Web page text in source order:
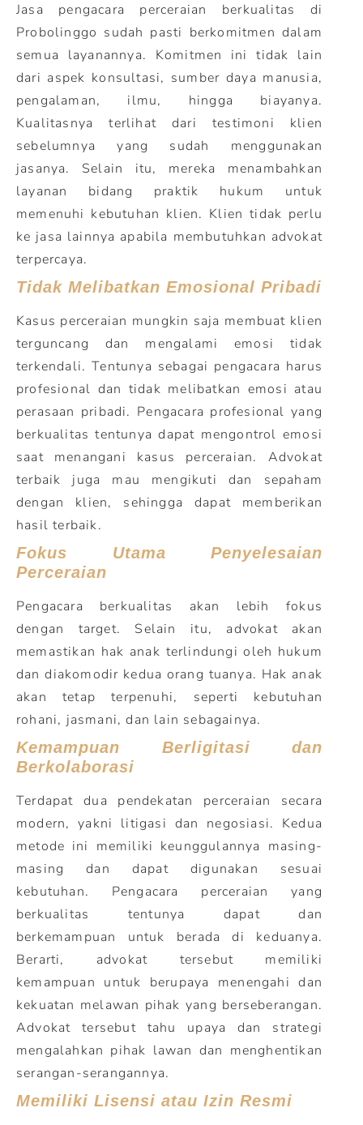
Jasa pengacara perceraian berkualitas di
Probolinggo sudah pasti berkomitmen dalam
semua layanannya. Komitmen ini tidak lain
dari aspek konsultasi, sumber daya manusia,
pengalaman, ilmu, hingga biayanya.
Kualitasnya terlihat dari testimoni klien
sebelumnya yang sudah menggunakan
jasanya. Selain itu, mereka menambahkan
layanan bidang praktik hukum untuk
memenuhi kebutuhan klien. Klien tidak perlu
ke jasa lainnya apabila membutuhkan advokat
terpercaya.
Tidak Melibatkan Emosional Pribadi
Kasus perceraian mungkin saja membuat klien
terguncang dan mengalami emosi tidak
terkendali. Tentunya sebagai pengacara harus
profesional dan tidak melibatkan emosi atau
perasaan pribadi. Pengacara profesional yang
berkualitas tentunya dapat mengontrol emosi
saat menangani kasus perceraian. Advokat
terbaik juga mau mengikuti dan sepaham
dengan klien, sehingga dapat memberikan
hasil terbaik.
Fokus Utama Penyelesaian
Perceraian
Pengacara berkualitas akan lebih fokus
dengan target. Selain itu, advokat akan
memastikan hak anak terlindungi oleh hukum
dan diakomodir kedua orang tuanya. Hak anak
akan tetap terpenuhi, seperti kebutuhan
rohani, jasmani, dan lain sebagainya.
Kemampuan Berligitasi dan
Berkolaborasi
Terdapat dua pendekatan perceraian secara
modern, yakni litigasi dan negosiasi. Kedua
metode ini memiliki keunggulannya masing-
masing dan dapat digunakan sesuai
kebutuhan. Pengacara perceraian yang
berkualitas tentunya dapat dan
berkemampuan untuk berada di keduanya.
Berarti, advokat tersebut memiliki
kemampuan untuk berupaya menengahi dan
kekuatan melawan pihak yang berseberangan.
Advokat tersebut tahu upaya dan strategi
mengalahkan pihak lawan dan menghentikan
serangan-serangannya.
Memiliki Lisensi atau Izin Resmi